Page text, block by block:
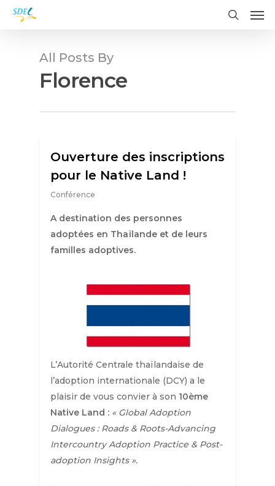
Skip
All Posts By
Florence
Ouverture des inscriptions
pour le Native Land !
Conférence
A destination des personnes
adoptées en Thaïlande et de leurs
familles adoptives.
L’Autorité Centrale thaïlandaise de
l’adoption internationale (DCY) a le
plaisir de vous convier à son 10ème
Native Land : « Global Adoption
Dialogues : Roads & Roots-Advancing
Intercountry Adoption Practice & Post-
adoption Insights ».